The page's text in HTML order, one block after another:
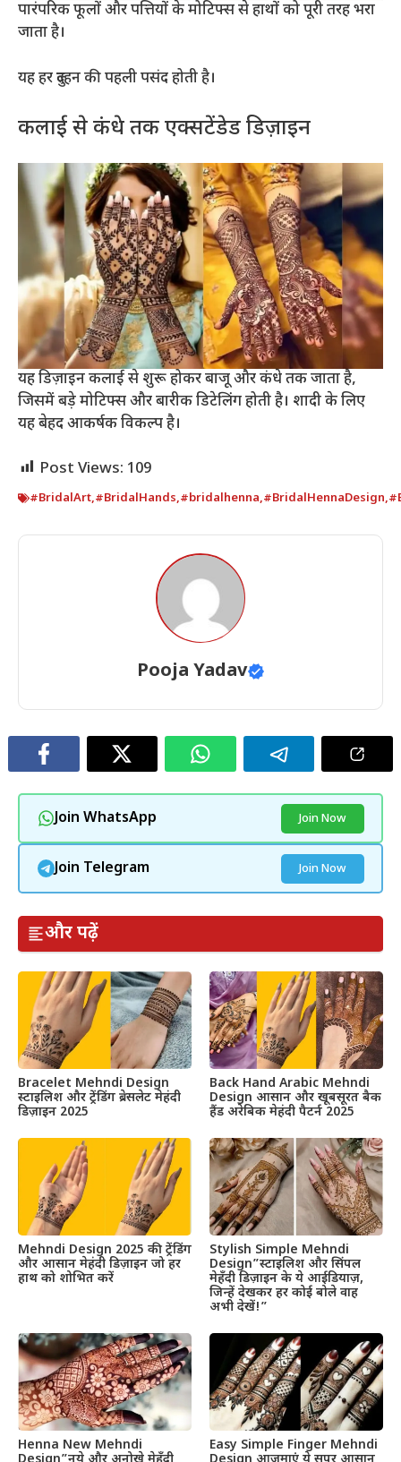
पारंपरिक फूलों और पत्तियों के मोटिफ्स से हाथों को पूरी तरह भरा
जाता है।
यह हर दुल्हन की पहली पसंद होती है।
कलाई से कंधे तक एक्सटेंडेड डिज़ाइन
यह डिज़ाइन कलाई से शुरू होकर बाजू और कंधे तक जाता है,
जिसमें बड़े मोटिफ्स और बारीक डिटेलिंग होती है। शादी के लिए
यह बेहद आकर्षक विकल्प है।
Post Views: 109
#BridalArt,#BridalHands,#bridalhenna,#BridalHennaDesign,
Pooja Yadav
Join WhatsApp Join Now
Join Telegram Join Now
और पढ़ें
Bracelet Mehndi Design
स्टाइलिश और ट्रेंडिंग ब्रेसलेट मेहंदी
डिज़ाइन 2025
Back Hand Arabic Mehndi
Design आसान और खूबसूरत बैक
हैंड अरेबिक मेहंदी पैटर्न 2025
Mehndi Design 2025 की ट्रेंडिंग
और आसान मेहंदी डिज़ाइन जो हर
हाथ को शोभित करें
Stylish Simple Mehndi
Design”स्टाइलिश और सिंपल
मेहँदी डिज़ाइन के ये आईडियाज़,
जिन्हें देखकर हर कोई बोले वाह
अभी देखें!”
Henna New Mehndi
Easy Simple Finger Mehndi